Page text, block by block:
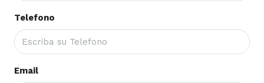
Telefono
Email